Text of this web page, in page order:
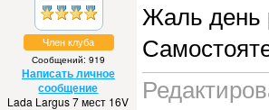
Член клуба
Сообщений: 919
Написать личное
сообщение
Lada Largus 7 мест 16V
Жаль день